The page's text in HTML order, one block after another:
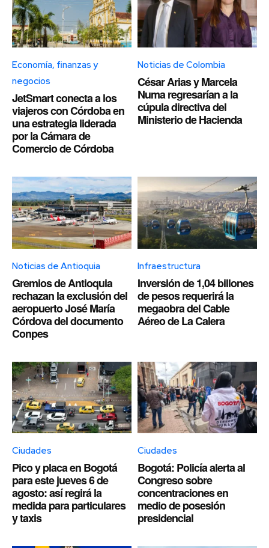
Economía, finanzas y
negocios
JetSmart conecta a los
viajeros con Córdoba en
una estrategia liderada
por la Cámara de
Comercio de Córdoba
Noticias de Colombia
César Arias y Marcela
Numa regresarían a la
cúpula directiva del
Ministerio de Hacienda
Noticias de Antioquia
Gremios de Antioquia
rechazan la exclusión del
aeropuerto José María
Córdova del documento
Conpes
Infraestructura
Inversión de 1,04 billones
de pesos requerirá la
megaobra del Cable
Aéreo de La Calera
Ciudades
Pico y placa en Bogotá
para este jueves 6 de
agosto: así regirá la
medida para particulares
y taxis
Ciudades
Bogotá: Policía alerta al
Congreso sobre
concentraciones en
medio de posesión
presidencial